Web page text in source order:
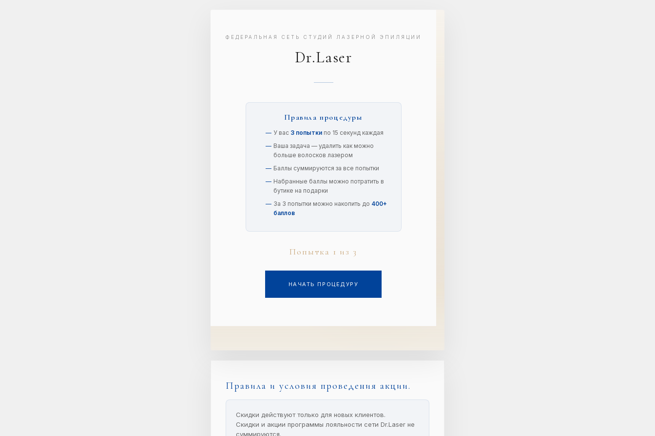
ФЕДЕРАЛЬНАЯ СЕТЬ СТУДИЙ ЛАЗЕРНОЙ ЭПИЛЯЦИИ
Dr.Laser
Правила процедуры
У вас 3 попыткипо 15 секунд каждая
Ваша задача — удалить как можно
больше волосков лазером
Баллы суммируются за все попытки
Набранные баллы можно потратить в
бутике на подарки
За 3 попытки можно накопить до 400+
баллов
Попытка 1 из 3
НАЧАТЬ ПРОЦЕДУРУ
0
СЕЙЧАС
0
ВСЕГО
Всего удалено волосков:
0
Лучший результат за сессию:
Осталось на балансе: 0 волосков
В БУТИК ЗА ПОДАРКАМИ
Правила и условия проведения акции.
Скидки действуют только для новых клиентов.
Скидки и акции программы лояльности сети Dr.Laser не
суммируются.